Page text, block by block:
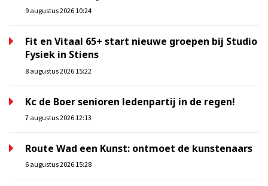
9 augustus 2026 10:24
Fit en Vitaal 65+ start nieuwe groepen bij Studio
Fysiek in Stiens
8 augustus 2026 15:22
Kc de Boer senioren ledenpartij in de regen!
7 augustus 2026 12:13
Route Wad een Kunst: ontmoet de kunstenaars
6 augustus 2026 15:28